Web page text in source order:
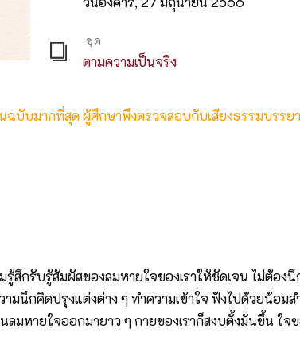
ชุด
ตามความเป็นจริง
ฉบับมากที่สุด ผู้ศึกษาพึงตรวจสอบกับเสียงธรรมบรร
กรับรู้สัมผัสของลมหายใจของเราให้ชัดเจน ไม่ต้อง
มนึกคิดปรุงแต่งต่าง ๆ ทำความเข้าใจ ฟังไปด้วยน้อม
มหายใจออกมายาว ๆ กายของเราก็สงบตั้งมั่นขึ้น ใจ